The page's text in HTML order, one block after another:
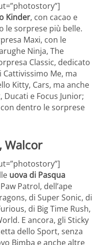
Kinder, con cacao e
le sorprese più belle.
Maxi, con le
Ninja, The
Classic, dedicato
Me, ma
Kitty, Cars, ma anche
Ducati e Focus Junior;
dentro le sorprese
Walcor
uova di Pasqua
Patrol, dell’ape
di Super Sonic, di
di Big Time Rush,
E ancora, gli Sticky
dello Sport, senza
Bimba e anche altre